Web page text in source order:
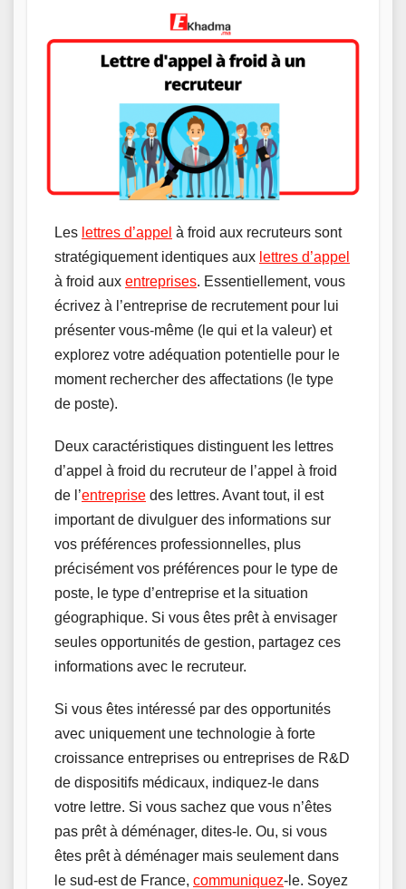
Les lettres d’appel à froid aux recruteurs sont
stratégiquement identiques aux lettres d’appel
à froid aux entreprises. Essentiellement, vous
écrivez à l’entreprise de recrutement pour lui
présenter vous-même (le qui et la valeur) et
explorez votre adéquation potentielle pour le
moment rechercher des affectations (le type
de poste).
Deux caractéristiques distinguent les lettres
d’appel à froid du recruteur de l’appel à froid
de l’entreprise des lettres. Avant tout, il est
important de divulguer des informations sur
vos préférences professionnelles, plus
précisément vos préférences pour le type de
poste, le type d’entreprise et la situation
géographique. Si vous êtes prêt à envisager
seules opportunités de gestion, partagez ces
informations avec le recruteur.
Si vous êtes intéressé par des opportunités
avec uniquement une technologie à forte
croissance entreprises ou entreprises de R&D
de dispositifs médicaux, indiquez-le dans
votre lettre. Si vous sachez que vous n’êtes
pas prêt à déménager, dites-le. Ou, si vous
êtes prêt à déménager mais seulement dans
le sud-est de France, communiquez-le. Soyez